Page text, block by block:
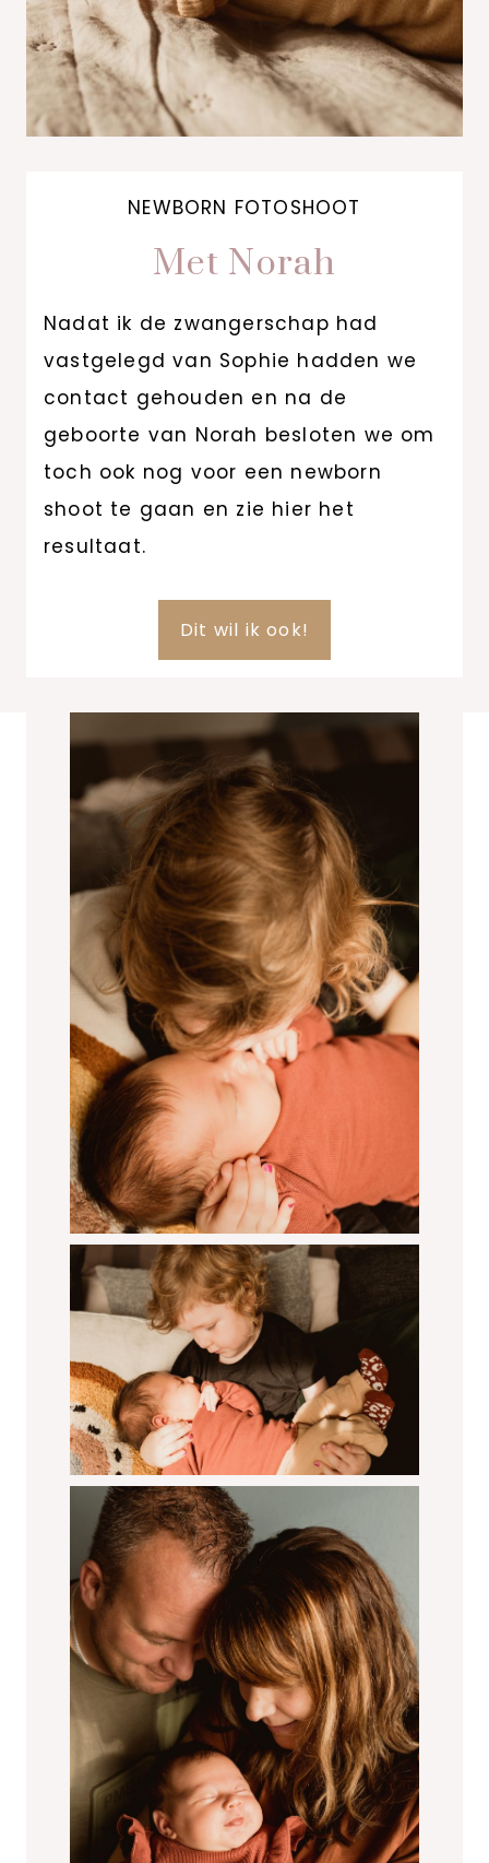
NEWBORN FOTOSHOOT
Met Norah
Nadat ik de zwangerschap had
vastgelegd van Sophie hadden we
contact gehouden en na de
geboorte van Norah besloten we om
toch ook nog voor een newborn
shoot te gaan en zie hier het
resultaat.
Dit wil ik ook!